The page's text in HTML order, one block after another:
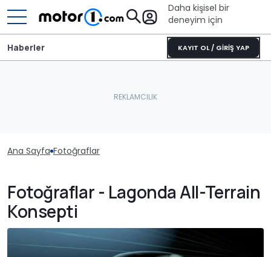
Daha kişisel bir
deneyim için
KAYIT OL / GİRİŞ YAP
Haberler
Ana Sayfa Fotoğraflar
Fotoğraflar - Lagonda All-Terrain
Konsepti